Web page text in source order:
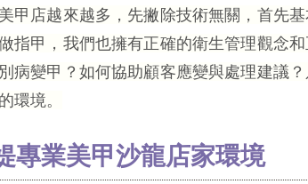
甲店越來越多，先撇除技術無關，首先
指甲，我們也擁有正確的衛生管理觀念
病變甲？如何協助顧客應變與處理建議
環境。
專業美甲沙龍店家環境